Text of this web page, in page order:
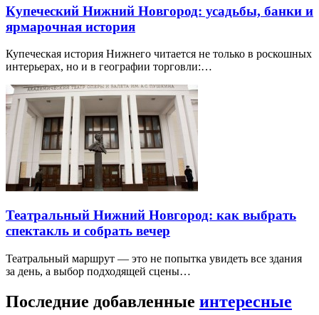
Купеческий Нижний Новгород: усадьбы, банки и
ярмарочная история
Купеческая история Нижнего читается не только в роскошных
интерьерах, но и в географии торговли:…
Театральный Нижний Новгород: как выбрать
спектакль и собрать вечер
Театральный маршрут — это не попытка увидеть все здания
за день, а выбор подходящей сцены…
Последние добавленные интересные